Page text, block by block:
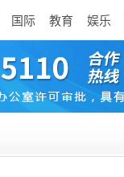
国际 教育 娱乐